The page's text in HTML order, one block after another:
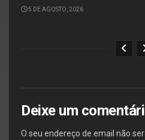
5 DE AGOSTO, 2026
Deixe um
O seu endereço de email não